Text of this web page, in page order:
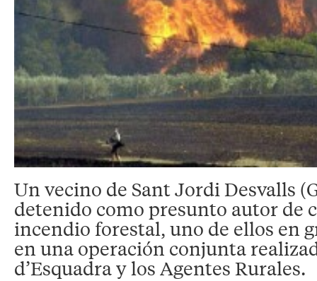
Un vecino de Sant Jordi Desvalls
detenido como presunto autor de
incendio forestal, uno de ellos en
en una operación conjunta
d’Esquadra y los Agentes Rurales.